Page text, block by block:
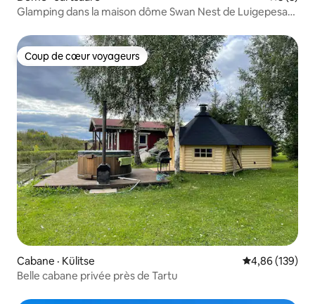
Glamping dans la maison dôme Swan Nest de Luigepesa
Coup de cœur voyageurs
Coup de cœur voyageurs
Cabane · Külitse Note
4,86 (139)
Belle cabane privée près de Tartu